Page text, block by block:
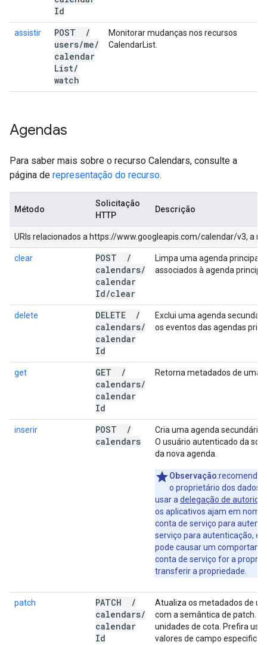
Id
assistir POST
/
users/me/
calendar
List/
watch
Monitorar mudanças nos recursos
CalendarList.
Agendas
Para saber mais sobre o recurso Calendars, consulte a
página de representação do recurso.
Método
Solicitação
HTTP
Descrição
URIs relacionados a https://www.googleapis.com/calendar/v3, a
clear POST
/
calendars/
calendar
Id/clear
Limpa uma agenda principal.
associados à agenda
delete DELETE
/
calendars/
calendar
Id
Exclui uma agenda
os eventos das agendas
get GET
/
calendars/
calendar
Id
Retorna metadados de uma
inserir POST
/
calendars
Cria uma agenda secundária.
O usuário autenticado da
da nova agenda.
Observação
o proprietário dos dados
usar a delegação de
os aplicativos ajam em
conta de serviço para
serviço para autenticação,
pode causar um
conta de serviço for a
transferir a propriedade.
patch PATCH
/
calendars/
calendar
Id
Atualiza os metadados de
com a semântica de patch.
unidades de cota. Prefira
valores de campo